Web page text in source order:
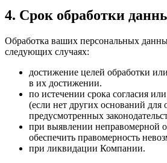
4. Срок обработки
Обработка ваших персональных
следующих случаях:
достижение целей обработки
в их достижении.
по истечении срока согласия
(если нет других оснований для
предусмотренных
при выявлении неправомерной
обеспечить правомерность
при ликвидации Компании.